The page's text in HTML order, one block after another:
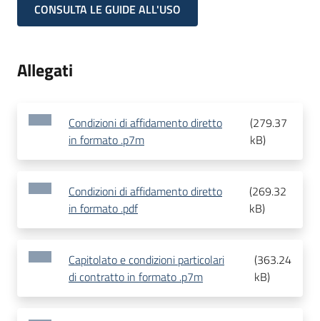
CONSULTA LE GUIDE ALL'USO
Allegati
Condizioni di affidamento diretto
in formato .p7m
(279.37
kB)
Condizioni di affidamento diretto
in formato .pdf
(269.32
kB)
Capitolato e condizioni particolari
di contratto in formato .p7m
(363.24
kB)